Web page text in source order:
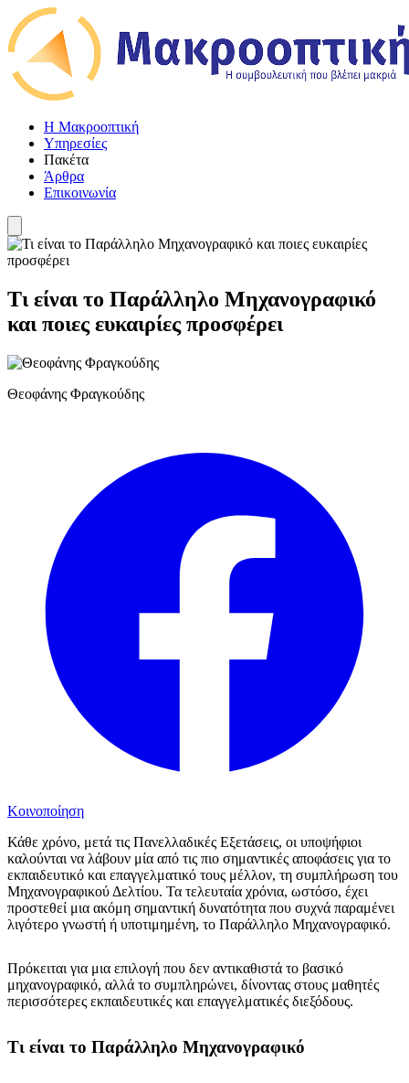
Η Μακροοπτική
Υπηρεσίες
Πακέτα
Άρθρα
Επικοινωνία
Τι είναι το Παράλληλο Μηχανογραφικό
και ποιες ευκαιρίες προσφέρει
Θεοφάνης Φραγκούδης
Κοινοποίηση
Κάθε χρόνο, μετά τις Πανελλαδικές Εξετάσεις, οι υποψήφιοι
καλούνται να λάβουν μία από τις πιο σημαντικές αποφάσεις για το
εκπαιδευτικό και επαγγελματικό τους μέλλον, τη συμπλήρωση του
Μηχανογραφικού Δελτίου. Τα τελευταία χρόνια, ωστόσο, έχει
προστεθεί μια ακόμη σημαντική δυνατότητα που συχνά παραμένει
λιγότερο γνωστή ή υποτιμημένη, το Παράλληλο Μηχανογραφικό.
Πρόκειται για μια επιλογή που δεν αντικαθιστά το βασικό
μηχανογραφικό, αλλά το συμπληρώνει, δίνοντας στους μαθητές
περισσότερες εκπαιδευτικές και επαγγελματικές διεξόδους.
Τι είναι το Παράλληλο Μηχανογραφικό